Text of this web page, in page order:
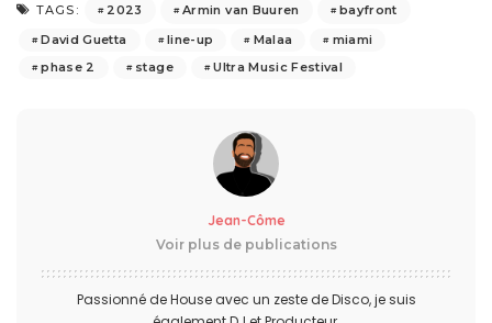
TAGS: 2023 Armin van Buuren
bayfront
David Guetta
line-up Malaa
miami
phase 2
stage Ultra Music Festival
Jean-Côme
Voir plus de publications
Passionné de House avec un zeste de Disco, je suis